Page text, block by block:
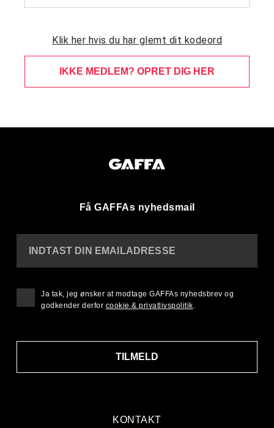
Klik her hvis du har glemt dit kodeord
IKKE MEDLEM? OPRET DIG HER
Få GAFFAs nyhedsmail
KONTAKT
INDTAST DIN EMAILADRESSE
TILMELD
Ja tak, jeg ønsker at modtage GAFFAs nyhedsbrev og
godkender derfor cookie & privatlivspolitik